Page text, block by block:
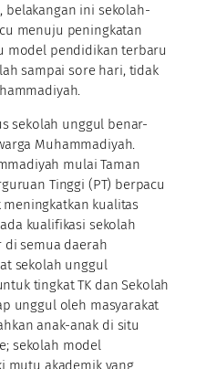
belakangan ini sekolah-
menuju peningkatan
model pendidikan terbaru
sampai sore hari, tidak
sekolah unggul benar-
Muhammadiyah.
mulai Taman
Tinggi (PT) berpacu
kualitas
kualifikasi sekolah
di semua daerah
sekolah unggul
tingkat TK dan Sekolah
unggul oleh masyarakat
anak-anak di situ
sekolah model
mutu akademik yang